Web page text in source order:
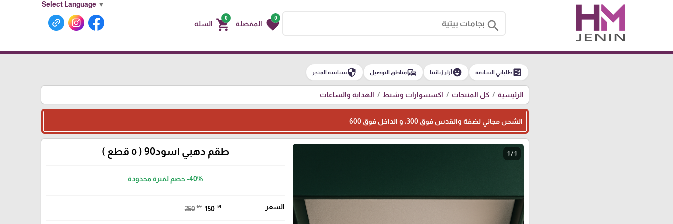
Select Language ▼
search
0
favorite المفضلة
0
shopping_cart السلة
ballotطلباتي السابقة emoji_emotionsآراء زبائننا commuteمناطق التوصيل securityسياسة المتجر
الرئيسية كل المنتجات اكسسوارات وشنط الهداية والساعات
الشحن مجاني لضفة والقدس فوق 300، و الداخل فوق 600
1 / 1 طقم دهبي اسود90 ( ٥ قطع )
-40%خصم لفترة محدودة
السعر 250 ₪ 150 ₪